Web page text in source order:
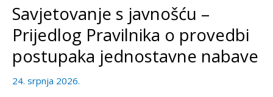
Savjetovanje s javnošću –
Prijedlog Pravilnika o provedbi
postupaka jednostavne nabave
24. srpnja 2026.
Savjetovanje
s
javnošću
–
Prijedlog
Pravilnika